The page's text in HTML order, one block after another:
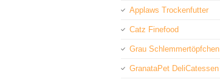
Applaws Trockenfutter
Catz Finefood
Grau Schlemmertöpfchen
GranataPet DeliCatessen